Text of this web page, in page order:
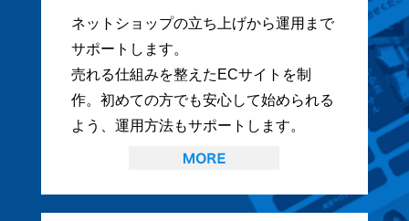
ネットショップの立ち上げから運用まで
サポートします。
売れる仕組みを整えたECサイトを制
作。初めての方でも安心して始められる
よう、運用方法もサポートします。